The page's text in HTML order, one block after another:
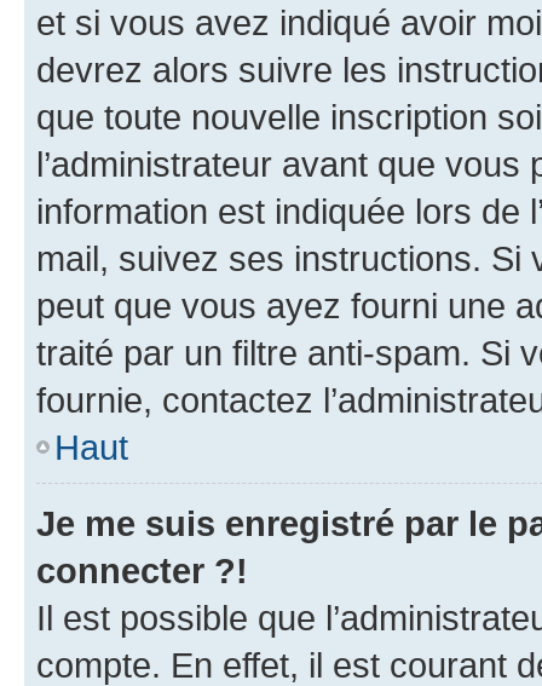
et si vous avez indiqué avoir
devrez alors suivre les
que toute nouvelle inscription
l’administrateur avant que
information est indiquée lors de
mail, suivez ses instructions. Si
peut que vous ayez fourni une
traité par un filtre anti-spam. Si
fournie, contactez
Haut
Je me suis enregistré par le
connecter ?!
Il est possible que
compte. En effet, il est courant